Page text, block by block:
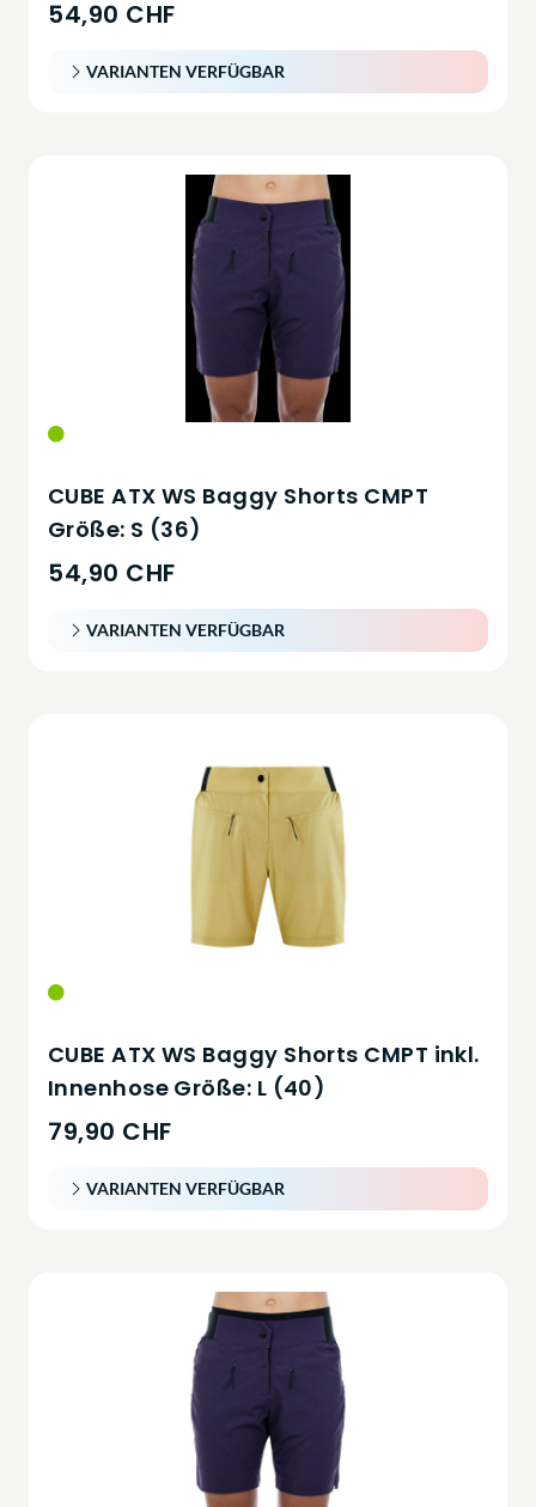
54,90 CHF
VARIANTEN VERFÜGBAR
CUBE ATX WS Baggy Shorts CMPT
Größe: S (36)
54,90 CHF
VARIANTEN VERFÜGBAR
CUBE ATX WS Baggy Shorts CMPT inkl.
Innenhose Größe: L (40)
79,90 CHF
VARIANTEN VERFÜGBAR